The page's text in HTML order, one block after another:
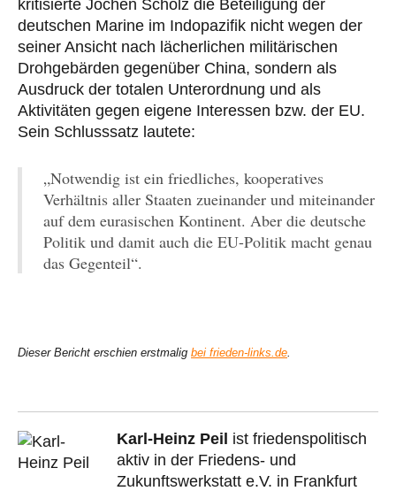
kritisierte Jochen Scholz die Beteiligung der
deutschen Marine im Indopazifik nicht wegen der
seiner Ansicht nach lächerlichen militärischen
Drohgebärden gegenüber China, sondern als
Ausdruck der totalen Unterordnung und als
Aktivitäten gegen eigene Interessen bzw. der EU.
Sein Schlusssatz lautete:
„Notwendig ist ein friedliches, kooperatives
Verhältnis aller Staaten zueinander und miteinander
auf dem eurasischen Kontinent. Aber die deutsche
Politik und damit auch die EU-Politik macht genau
das Gegenteil“.
Dieser Bericht erschien erstmalig bei frieden-links.de
Karl-Heinz Peil ist friedenspolitisch
aktiv in der Friedens- und
Zukunftswerkstatt e.V. in Frankfurt